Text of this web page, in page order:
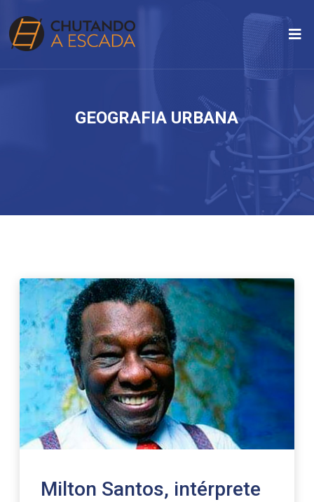
GEOGRAFIA URBANA
Milton Santos, intérprete